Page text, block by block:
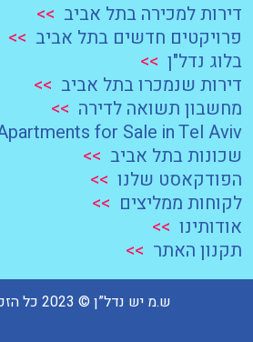
דירות למכירה בתל אביב >>
פרויקטים חדשים בתל אביב >>
בלוג נדל"ן
>>
דירות שנמכרו בתל אביב >>
מחשבון תשואה לדירה >>
Apartments for Sale in Tel Aviv
שכונות בתל אביב >>
הפודקאסט שלנו
>>
לקוחות ממליצים >>
אודותינו
>>
תקנון האתר >>
ש.מ יש נדל”ן © 2023 כל הזכויות שמורות